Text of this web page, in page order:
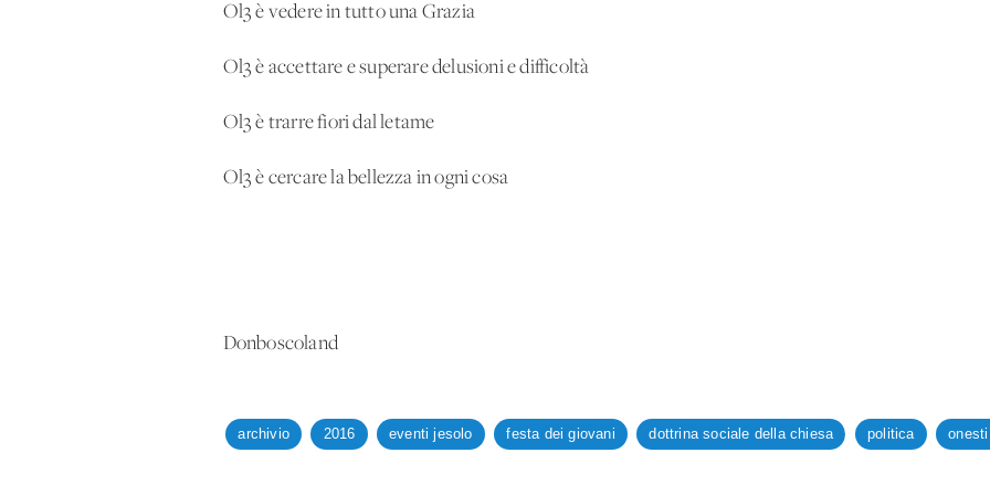
Ol3 è vedere in tutto una Grazia
Ol3 è accettare e superare delusioni e difficoltà
Ol3 è trarre fiori dal letame
Ol3 è cercare la bellezza in ogni cosa
Donboscoland
archivio 2016 eventi jesolo festa dei giovani dottrina sociale della chiesa politica